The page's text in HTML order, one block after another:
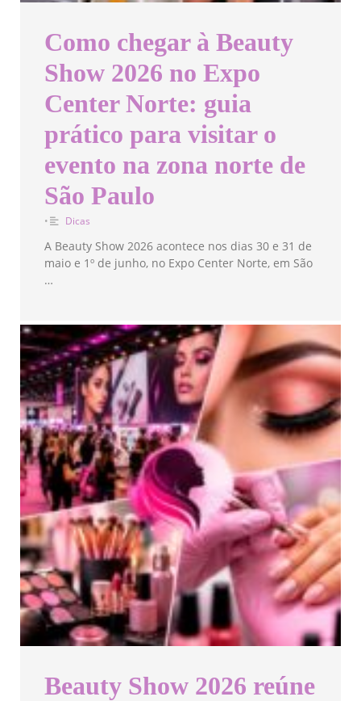
Como chegar à Beauty
Show 2026 no Expo
Center Norte: guia
prático para visitar o
evento na zona norte de
São Paulo
• Dicas
A Beauty Show 2026 acontece nos dias 30 e 31 de
maio e 1º de junho, no Expo Center Norte, em São
…
Beauty Show 2026 reúne